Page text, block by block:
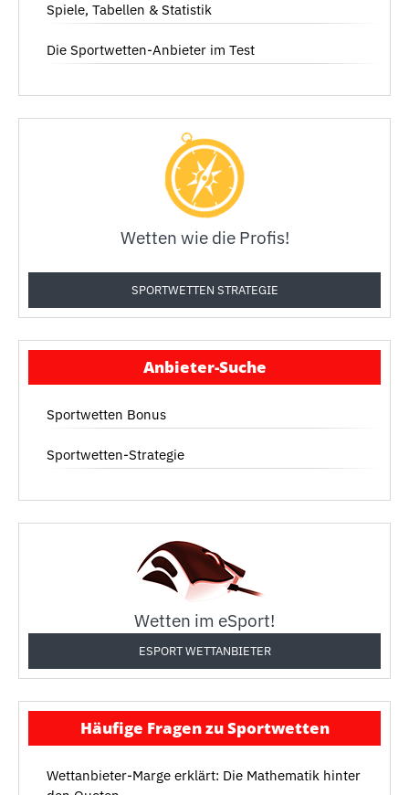
Spiele, Tabellen & Statistik
Die Sportwetten-Anbieter im Test
Wetten wie die Profis!
SPORTWETTEN STRATEGIE
Anbieter-Suche
Sportwetten Bonus
Sportwetten-Strategie
Wetten im eSport!
ESPORT WETTANBIETER
Häufige Fragen zu Sportwetten
Wettanbieter-Marge erklärt: Die Mathematik hinter